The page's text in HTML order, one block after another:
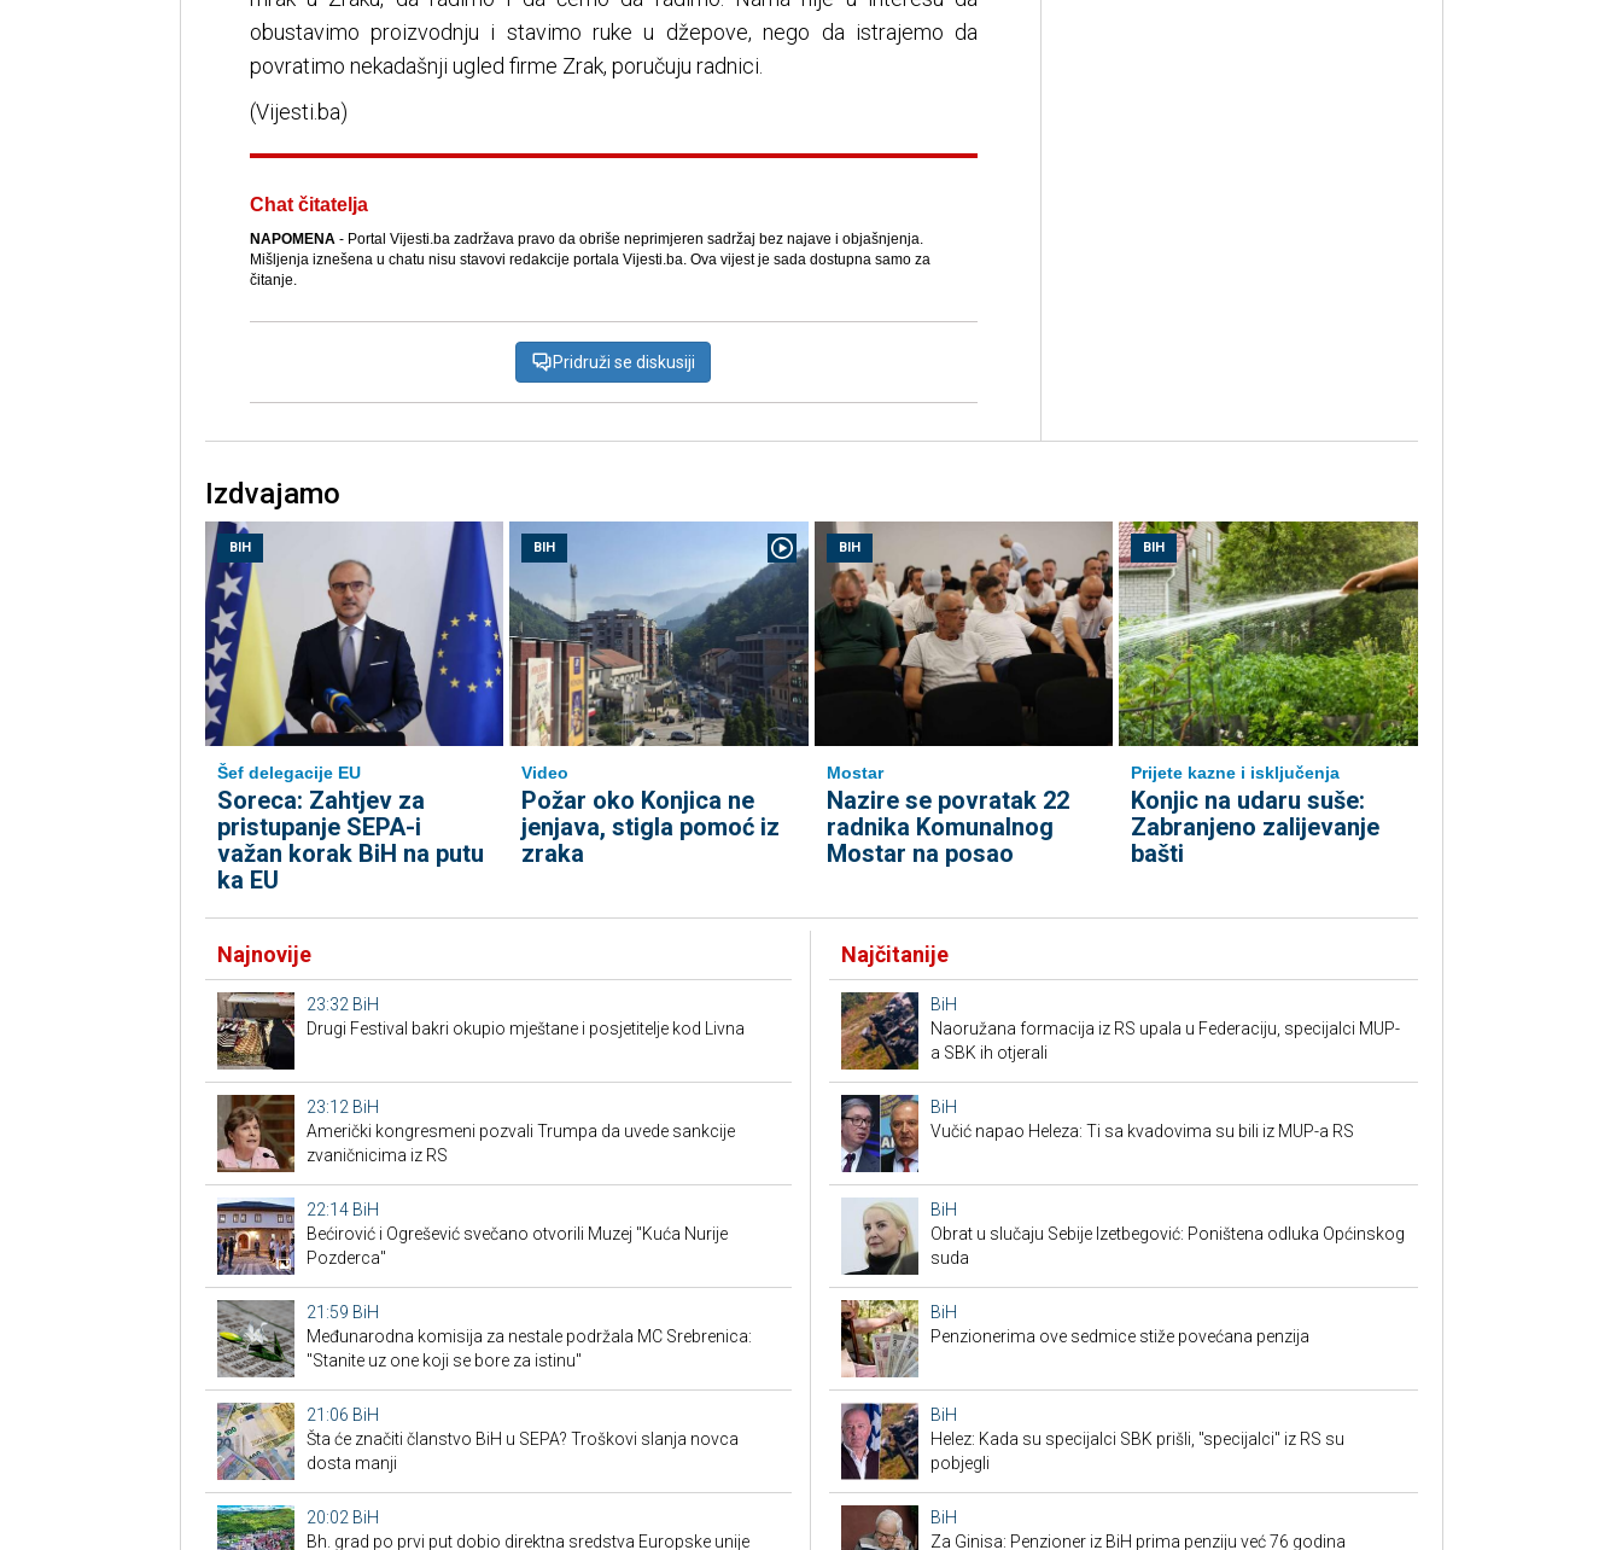
obustavimo proizvodnju i stavimo ruke u džepove, nego da istrajemo da
povratimo nekadašnji ugled firme Zrak, poručuju radnici.
(Vijesti.ba)
Chat čitatelja
NAPOMENA- Portal Vijesti.ba zadržava pravo da obriše neprimjeren sadržaj bez najave i objašnjenja.
Mišljenja iznešena u chatu nisu stavovi redakcije portala Vijesti.ba. Ova vijest je sada dostupna samo za
čitanje.
Pridruži se diskusiji
Izdvajamo
BIH
Šef delegacije EU
Soreca: Zahtjev za
pristupanje SEPA-i
važan korak BiH na putu
ka EU
BIH
Video
Požar oko Konjica ne
jenjava, stigla pomoć iz
zraka
BIH
Mostar
Nazire se povratak 22
radnika Komunalnog
Mostar na posao
BIH
Prijete kazne i isključenja
Konjic na udaru suše:
Zabranjeno zalijevanje
bašti
Najnovije
23:32 BiH
Drugi Festival bakri okupio mještane i posjetitelje kod Livna
23:12 BiH
Američki kongresmeni pozvali Trumpa da uvede sankcije
zvaničnicima iz RS
22:14 BiH
Bećirović i Ogrešević svečano otvorili Muzej "Kuća Nurije
Pozderca"
21:59 BiH
Međunarodna komisija za nestale podržala MC Srebrenica:
"Stanite uz one koji se bore za istinu"
21:06 BiH
Šta će značiti članstvo BiH u SEPA? Troškovi slanja novca
dosta manji
20:02 BiH
Bh. grad po prvi put dobio direktna sredstva Europske unije
Najčitanije
BiH
Naoružana formacija iz RS upala u Federaciju, specijalci MUP-
a SBK ih otjerali
BiH
Vučić napao Heleza: Ti sa kvadovima su bili iz MUP-a RS
BiH
Obrat u slučaju Sebije Izetbegović: Poništena odluka Općinskog
suda
BiH
Penzionerima ove sedmice stiže povećana penzija
BiH
Helez: Kada su specijalci SBK prišli, "specijalci" iz RS su
pobjegli
BiH
Za Ginisa: Penzioner iz BiH prima penziju već 76 godina